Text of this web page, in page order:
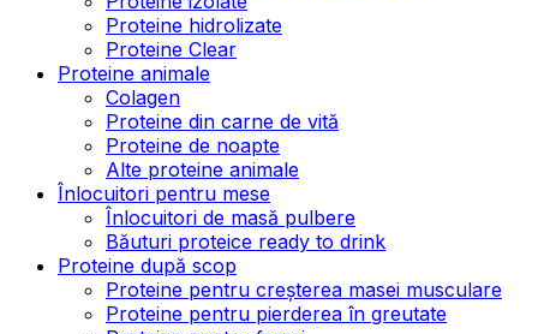
Proteine hidrolizate
Proteine Clear
Proteine animale
Colagen
Proteine din carne de vită
Proteine de noapte
Alte proteine animale
Înlocuitori pentru mese
Înlocuitori de masă pulbere
Băuturi proteice ready to drink
Proteine după scop
Proteine pentru creșterea masei musculare
Proteine pentru pierderea în greutate